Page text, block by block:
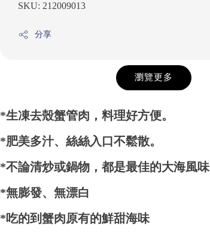
SKU: 212009013
分享
瀏覽更多
*生凍去殼蟹管肉，料理好方便。
*肥美多汁、絲絲入口不鬆散。
*不論清炒或鍋物，都是最佳的大海風味
*無膨發、無漂白
*吃的到蟹肉原有的鮮甜海味